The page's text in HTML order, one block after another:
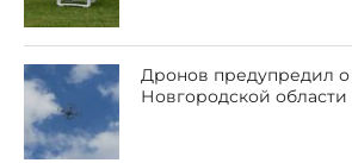
Дронов предупредил
Новгородской области